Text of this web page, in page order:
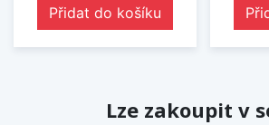
Přidat do košíku
Lze zakoupit v